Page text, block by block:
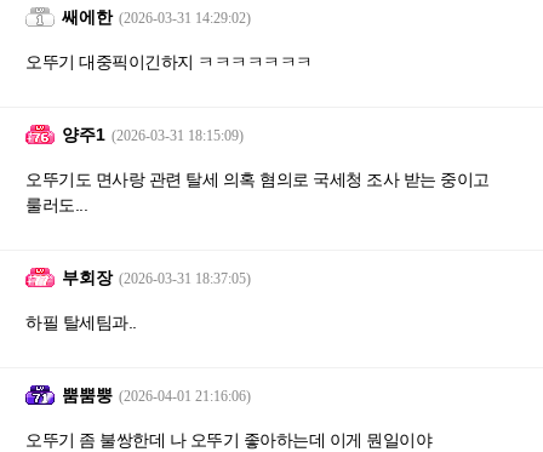
쌔에한 (2026-03-31 14:29:02)
오뚜기 대중픽이긴하지 ㅋㅋㅋㅋㅋㅋㅋ
양주1 (2026-03-31 18:15:09)
오뚜기도 면사랑 관련 탈세 의혹 혐의로 국세청 조사 받는 중이고
룰러도...
부회장 (2026-03-31 18:37:05)
하필 탈세팀과..
뿜뿜뿡 (2026-04-01 21:16:06)
오뚜기 좀 불쌍한데 나 오뚜기 좋아하는데 이게 뭔일이야